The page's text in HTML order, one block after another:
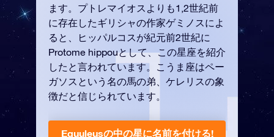
ます。プトレマイオスよりも1,2世紀前
に存在したギリシャの作家ゲミノスによ
ると、ヒッパルコスが紀元前2世紀に
Protome hippouとして、この星座を紹介
したと言われています。こうま座はペー
ガソスという名の馬の弟、ケレリスの象
徴だと信じられています。
Equuleusの中の星に名前を付ける!